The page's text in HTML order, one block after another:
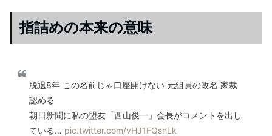
指詰めの本来の意味
脱退8年 この名前じゃ口座開けない 元組員の改名 家裁
認める
朝日新聞に私の盟友「西山俊一」会長がコメントを出し
ている… pic.twitter.com/vHJ1FQsnLk